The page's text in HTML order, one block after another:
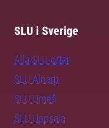
SLU i Sverige
Alla SLU-orter
SLU Alnarp
SLU Umeå
SLU Uppsala